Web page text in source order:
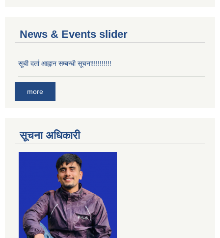
News & Events slider
सूची दर्ता आह्वान सम्बन्धी सूचना!!!!!!!!!!
more
सूचना अधिकारी